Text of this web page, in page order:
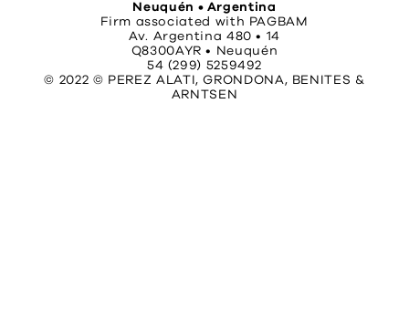
Neuquén • Argentina
Firm associated with PAGBAM
Av. Argentina 480 • 14
Q8300AYR • Neuquén
54 (299) 5259492
© 2022 © PEREZ ALATI, GRONDONA, BENITES &
ARNTSEN